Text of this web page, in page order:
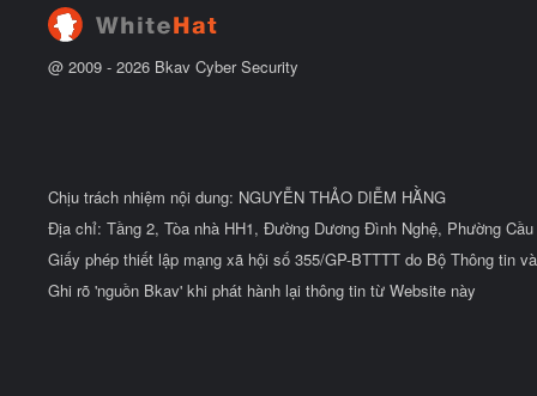
@ 2009 - 2026 Bkav Cyber Security
Chịu trách nhiệm nội dung: NGUYỄN THẢO DIỄM HẰNG
Địa chỉ: Tầng 2, Tòa nhà HH1, Đường Dương Đình Nghệ, Phường
Giấy phép thiết lập mạng xã hội số 355/GP-BTTTT do Bộ Thông tin
Ghi rõ 'nguồn Bkav' khi phát hành lại thông tin từ Website này